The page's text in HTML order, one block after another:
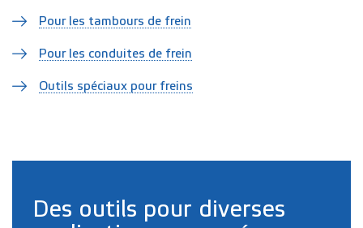
Pour les tambours de frein
Pour les conduites de frein
Outils spéciaux pour freins
Des outils pour diverses